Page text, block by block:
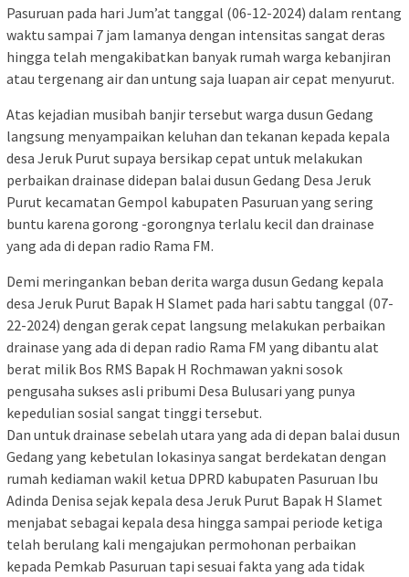
Pasuruan pada hari Jum’at tanggal (06-12-2024) dalam rentang
waktu sampai 7 jam lamanya dengan intensitas sangat deras
hingga telah mengakibatkan banyak rumah warga kebanjiran
atau tergenang air dan untung saja luapan air cepat menyurut.
Atas kejadian musibah banjir tersebut warga dusun Gedang
langsung menyampaikan keluhan dan tekanan kepada kepala
desa Jeruk Purut supaya bersikap cepat untuk melakukan
perbaikan drainase didepan balai dusun Gedang Desa Jeruk
Purut kecamatan Gempol kabupaten Pasuruan yang sering
buntu karena gorong -gorongnya terlalu kecil dan drainase
yang ada di depan radio Rama FM.
Demi meringankan beban derita warga dusun Gedang kepala
desa Jeruk Purut Bapak H Slamet pada hari sabtu tanggal (07-
22-2024) dengan gerak cepat langsung melakukan perbaikan
drainase yang ada di depan radio Rama FM yang dibantu alat
berat milik Bos RMS Bapak H Rochmawan yakni sosok
pengusaha sukses asli pribumi Desa Bulusari yang punya
kepedulian sosial sangat tinggi tersebut.
Dan untuk drainase sebelah utara yang ada di depan balai dusun
Gedang yang kebetulan lokasinya sangat berdekatan dengan
rumah kediaman wakil ketua DPRD kabupaten Pasuruan Ibu
Adinda Denisa sejak kepala desa Jeruk Purut Bapak H Slamet
menjabat sebagai kepala desa hingga sampai periode ketiga
telah berulang kali mengajukan permohonan perbaikan
kepada Pemkab Pasuruan tapi sesuai fakta yang ada tidak